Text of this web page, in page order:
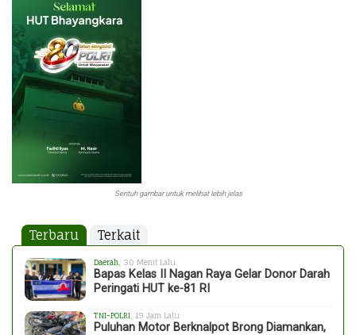
Sentuh gambar untuk melihat lebih jelas
Terbaru Terkait
Daerah , 30 Menit Lalu
Bapas Kelas II Nagan Raya Gelar Donor Darah
Peringati HUT ke-81 RI
TNI-POLRI , 19 Jam Lalu
Puluhan Motor Berknalpot Brong Diamankan,